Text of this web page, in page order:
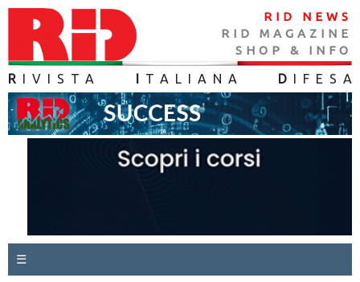
RID NEWS
RID MAGAZINE
SHOP & INFO
R IVISTA TALIANA D IFES A
☰